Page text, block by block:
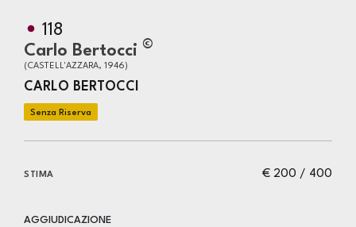
118
Carlo Bertocci ©
(CASTELL'AZZARA, 1946)
CARLO BERTOCCI
€ 200 / 400
STIMA
AGGIUDICAZIONE